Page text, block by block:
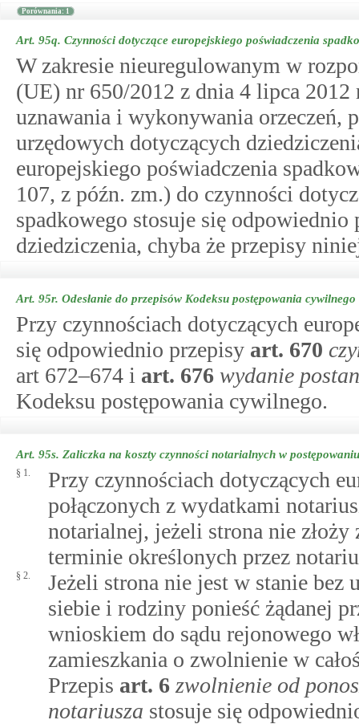
Porównania: 1
Art. 95q. Czynności dotyczące europejskiego poświadczenia
W zakresie nieuregulowanym w
(UE) nr 650/2012 z dnia 4 lipca
uznawania i wykonywania
urzędowych dotyczących
europejskiego poświadczenia
107, z późn. zm.) do czynności
spadkowego stosuje się
dziedziczenia, chyba że przepisy
Art. 95r. Odesłanie do przepisów Kodeksu postępowania cywilnego
Przy czynnościach dotyczących
się odpowiednio przepisy art. 670
art 672–674 i art. 676 wydanie
Kodeksu postępowania cywilnego.
Art. 95s. Zaliczka na koszty czynności notarialnych w
§ 1.
Przy czynnościach dotyczących
połączonych z wydatkami
notarialnej, jeżeli strona nie
terminie określonych przez
§ 2.
Jeżeli strona nie jest w stanie bez
siebie i rodziny ponieść żądanej
wnioskiem do sądu rejonowego
zamieszkania o zwolnienie w
Przepis art. 6 zwolnienie od
notariusza stosuje się